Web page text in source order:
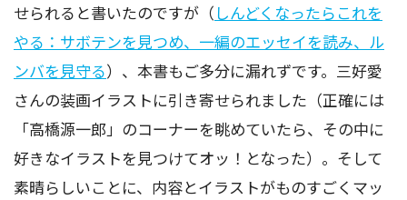
せられると書いたのですが（ しんどくなったらこれを
やる：サボテンを見つめ、一編のエッセイを読み、ル
ンバを見守る）、本書もご多分に漏れずです。三好愛
さんの装画イラストに引き寄せられました（正確には
「高橋源一郎」のコーナーを眺めていたら、その中に
好きなイラストを見つけてオッ！となった）。そして
素晴らしいことに、内容とイラストがものすごくマッ